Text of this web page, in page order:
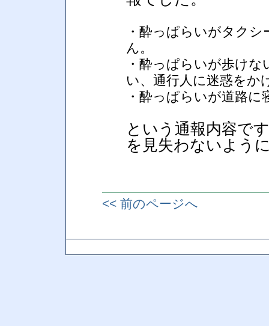
・酔っぱらいがタク
ん。
・酔っぱらいが歩け
い、通行人に迷惑をか
・酔っぱらいが道路
という通報内容で
を見失わないよう
<< 前のページへ